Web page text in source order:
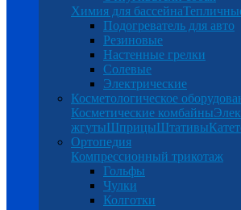
Химия для бассейна
Подогреватель для авто
Резиновые
Настенные грелки
Солевые
Электрические
Косметологическое
Косметические комбайны
жгутыШприцыШтативы
Ортопедия
Компрессионный трикотаж
Гольфы
Чулки
Колготки